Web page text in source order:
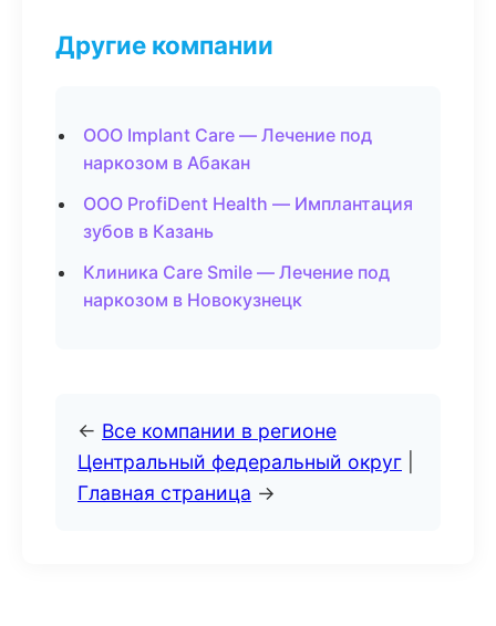
Другие компании
ООО Implant Care — Лечение под
наркозом в Абакан
ООО ProfiDent Health — Имплантация
зубов в Казань
Клиника Care Smile — Лечение под
наркозом в Новокузнецк
← Все компании в регионе
Центральный федеральный округ
Главная страница →